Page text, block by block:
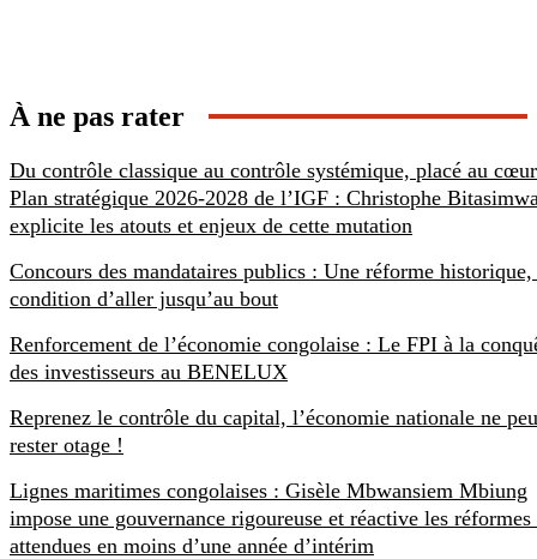
À ne pas rater
Du contrôle classique au contrôle systémique, placé au
Plan stratégique 2026-2028 de l’IGF : Christophe
explicite les atouts et enjeux de cette mutation
Concours des mandataires publics : Une réforme historique,
condition d’aller jusqu’au bout
Renforcement de l’économie congolaise : Le FPI à la
des investisseurs au BENELUX
Reprenez le contrôle du capital, l’économie nationale ne
rester otage !
Lignes maritimes congolaises : Gisèle Mbwansiem Mbiung
impose une gouvernance rigoureuse et réactive les réformes
attendues en moins d’une année d’intérim